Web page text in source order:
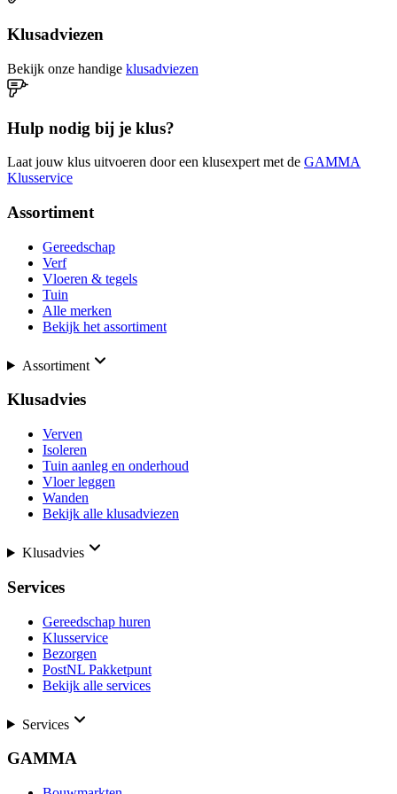
Klusadviezen
Bekijk onze handige klusadviezen
Hulp nodig bij je klus?
Laat jouw klus uitvoeren door een klusexpert met de GAMMA
Klusservice
Assortiment
Gereedschap
Verf
Vloeren & tegels
Tuin
Alle merken
Bekijk het assortiment
Assortiment
Klusadvies
Verven
Isoleren
Tuin aanleg en onderhoud
Vloer leggen
Wanden
Bekijk alle klusadviezen
Klusadvies
Services
Gereedschap huren
Klusservice
Bezorgen
PostNL Pakketpunt
Bekijk alle services
Services
GAMMA